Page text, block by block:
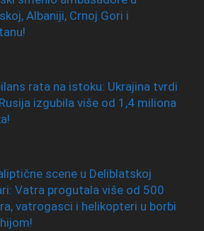
Albaniji, Crnoj Gori i
rata na istoku: Ukrajina tvrdi
izgubila više od 1,4 miliona
scene u Deliblatskoj
Vatra progutala više od 500
vatrogasci i helikopteri u borbi